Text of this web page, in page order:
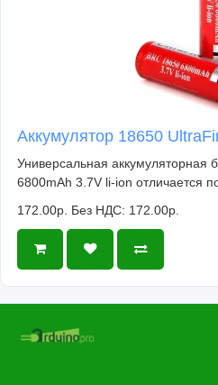
Аккумулятор 18650
Универсальная аккумуляторная
6800mAh 3.7V li-ion отличается
172.00р. Без НДС: 172.00р.